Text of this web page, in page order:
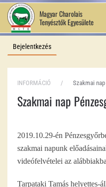
Fő tartalom átugrása
Magyar Charolais
Tenyésztők Egyesülete
Bejelentkezés
INFORMÁCIÓ Szakmai
Szakmai nap
2019.10.29-én
szakmai napunk
videófelvételei az
Tarpataki Tamás helyettes-